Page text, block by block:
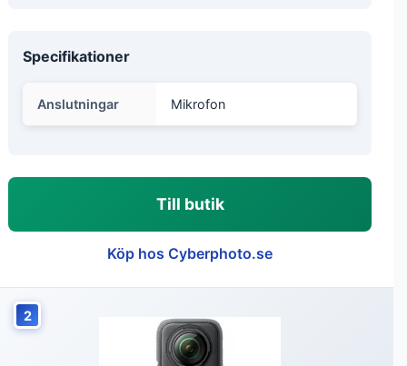
Specifikationer
Anslutningar Mikrofon
Till butik
Köp hos Cyberphoto.se
2